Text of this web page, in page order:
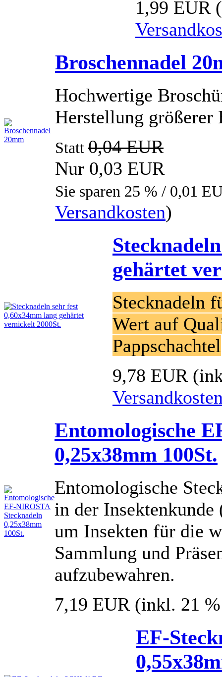
1,99 EUR
Broschennadel
Hochwertige
Herstellung größerer
Statt 0,04 EUR
Nur 0,03 EUR
Sie sparen 25 % / 0,01
Versandkosten)
gehärtet
Stecknadeln
Wert auf
Pappschachtel
9,78 EUR
Entomologische
0,25x38mm 100St.
Entomologische
in der
um Insekten für die
Sammlung und
aufzubewahren.
7,19 EUR (inkl. 21
EF-